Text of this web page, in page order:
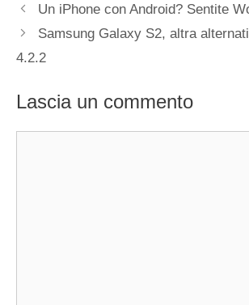
Un iPhone con Android? Sentite
Samsung Galaxy S2, altra
4.2.2
Lascia un commento